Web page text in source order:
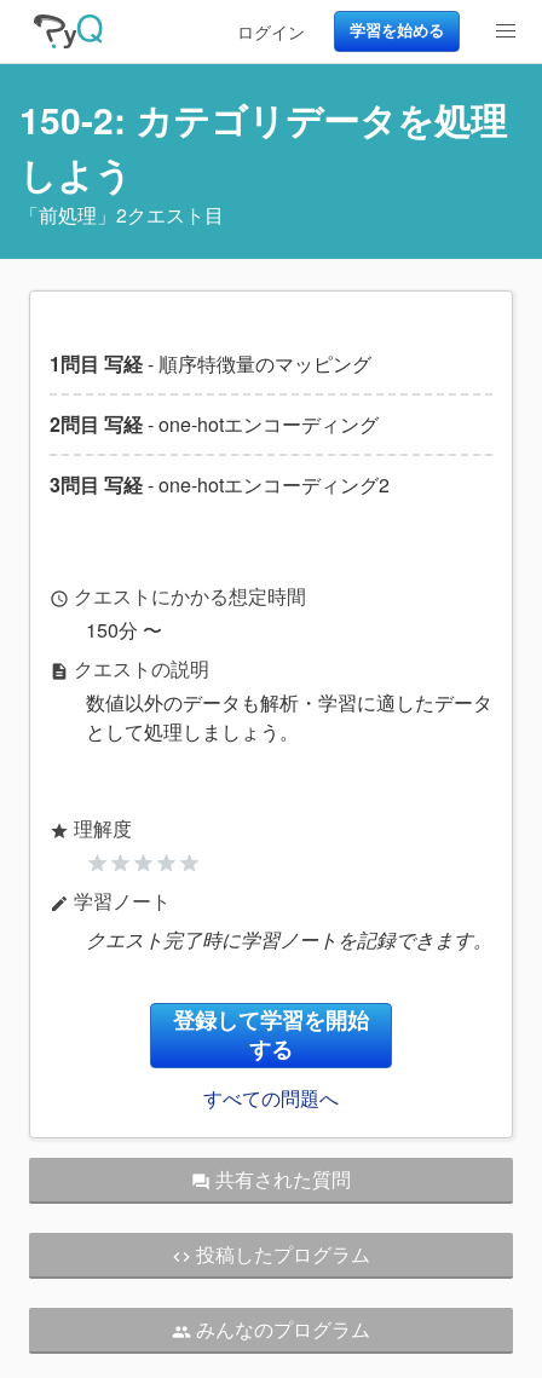
ログイン 学習を始める
150-2: カテゴリデータを処理
しよう
「前処理 」2クエスト目
1問目 写経- 順序特徴量のマッピング
2問目 写経- one-hotエンコーディング
3問目 写経- one-hotエンコーディング2
access_time クエストにかかる想定時間
150分 〜
description クエストの説明
数値以外のデータも解析・学習に適したデータ
として処理しましょう。
star 理解度
star star star star star
edit 学習ノート
クエスト完了時に学習ノートを記録できます。
登録して学習を開始
する
すべての問題へ
question_answer 共有された質問
code 投稿したプログラム
people みんなのプログラム